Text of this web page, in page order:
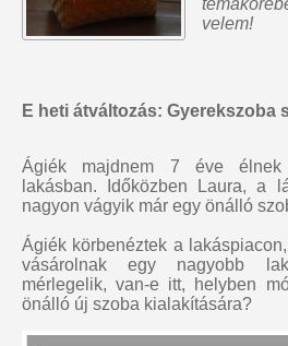
velem!
E heti átváltozás: Gyerekszoba
Ágiék majdnem 7 éve
lakásban. Időközben Laura, a
nagyon vágyik már egy önálló
Ágiék körbenéztek a
vásárolnak egy nagyobb
mérlegelik, van-e itt, helyben
önálló új szoba kialakítására?